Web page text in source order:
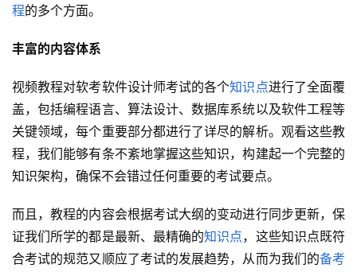
程的多个方面。
丰富的内容体系
视频教程对软考软件设计师考试的各个知识点进行了全面覆
盖，包括编程语言、算法设计、数据库系统以及软件工程等
关键领域，每个重要部分都进行了详尽的解析。观看这些教
程，我们能够有条不紊地掌握这些知识，构建起一个完整的
知识架构，确保不会错过任何重要的考试要点。
而且，教程的内容会根据考试大纲的变动进行同步更新，保
证我们所学的都是最新、最精确的知识点，这些知识点既符
合考试的规范又顺应了考试的发展趋势，从而为我们的备考